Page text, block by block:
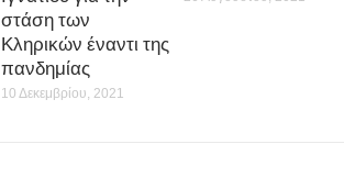
στάση των
Κληρικών έναντι της
πανδημίας
10 Δεκεμβρίου, 2021